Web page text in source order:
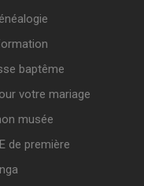
baptême
votre mariage
musée
de première